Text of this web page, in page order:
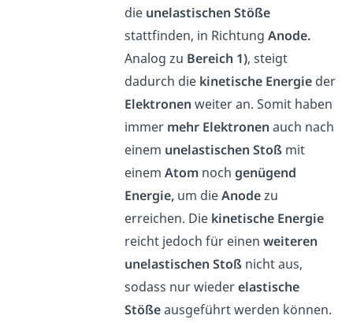
die unelastischen Stöße
stattfinden, in RichtungAnode.
Analog zu Bereich 1), steigt
dadurch die kinetische Energie der
Elektronen weiter an. Somit haben
immer mehr Elektronen auch nach
einem unelastischen Stoß mit
einemAtom nochgenügend
Energie, um dieAnodezu
erreichen. Die kinetische Energie
reicht jedoch für einenweiteren
unelastischen Stoß nicht aus,
sodass nur wiederelastische
Stößeausgeführt werden können.